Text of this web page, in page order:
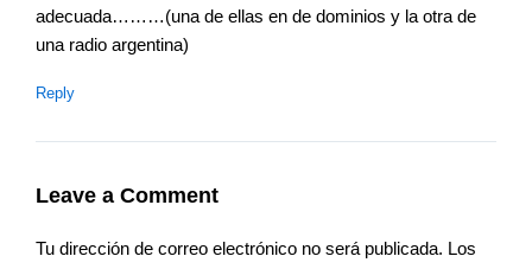
adecuada………(una de ellas en de dominios y la otra de
una radio argentina)
Reply
Leave a Comment
Tu dirección de correo electrónico no será publicada. Los